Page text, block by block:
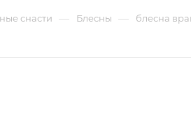
снасти — Блесны — блесна